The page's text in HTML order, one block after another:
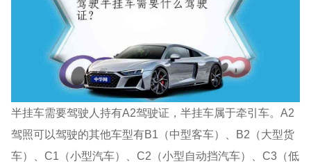
半挂车需要驾驶人持有A2驾驶证，半挂车属于牵引车。A2
驾照可以驾驶的其他车型有B1（中型客车）、B2（大型货
车）、C1（小型汽车）、C2（小型自动挡汽车）、C3（低